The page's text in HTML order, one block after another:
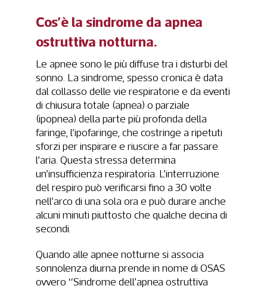
Cos’è la sindrome da apnea
ostruttiva notturna.
Le apnee sono le più diffuse tra i disturbi del
sonno. La sindrome, spesso cronica è data
dal collasso delle vie respiratorie e da eventi
di chiusura totale (apnea) o parziale
(ipopnea) della parte più profonda della
faringe, l’ipofaringe, che costringe a ripetuti
sforzi per inspirare e riuscire a far passare
l’aria. Questa stressa determina
un’insufficienza respiratoria. L’interruzione
del respiro può verificarsi fino a 30 volte
nell’arco di una sola ora e può durare anche
alcuni minuti piuttosto che qualche decina di
secondi.
Quando alle apnee notturne si associa
sonnolenza diurna prende in nome di OSAS
ovvero “Sindrome dell’apnea ostruttiva